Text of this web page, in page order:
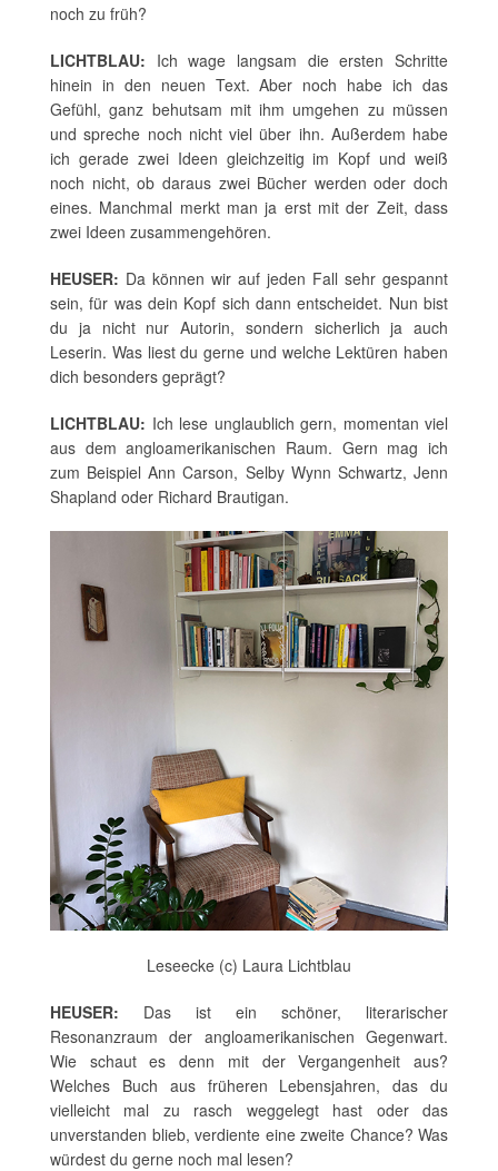
noch zu früh?
LICHTBLAU: Ich wage langsam die ersten Schritte
hinein in den neuen Text. Aber noch habe ich das
Gefühl, ganz behutsam mit ihm umgehen zu müssen
und spreche noch nicht viel über ihn. Außerdem habe
ich gerade zwei Ideen gleichzeitig im Kopf und weiß
noch nicht, ob daraus zwei Bücher werden oder doch
eines. Manchmal merkt man ja erst mit der Zeit, dass
zwei Ideen zusammengehören.
HEUSER: Da können wir auf jeden Fall sehr gespannt
sein, für was dein Kopf sich dann entscheidet. Nun bist
du ja nicht nur Autorin, sondern sicherlich ja auch
Leserin. Was liest du gerne und welche Lektüren haben
dich besonders geprägt?
LICHTBLAU: Ich lese unglaublich gern, momentan viel
aus dem angloamerikanischen Raum. Gern mag ich
zum Beispiel Ann Carson, Selby Wynn Schwartz, Jenn
Shapland oder Richard Brautigan.
Leseecke (c) Laura Lichtblau
HEUSER: Das ist ein schöner, literarischer
Resonanzraum der angloamerikanischen Gegenwart.
Wie schaut es denn mit der Vergangenheit aus?
Welches Buch aus früheren Lebensjahren, das du
vielleicht mal zu rasch weggelegt hast oder das
unverstanden blieb, verdiente eine zweite Chance? Was
würdest du gerne noch mal lesen?